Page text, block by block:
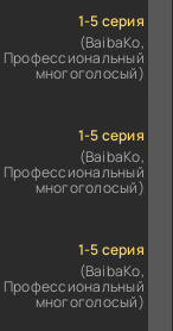
1-5 серия
(BaibaKo,
Профессиональный
многоголосый)
1-5 серия
(BaibaKo,
Профессиональный
многоголосый)
1-5 серия
(BaibaKo,
Профессиональный
многоголосый)